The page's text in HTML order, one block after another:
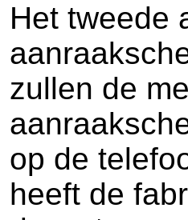
Het tweede
zullen de
op de
heeft de